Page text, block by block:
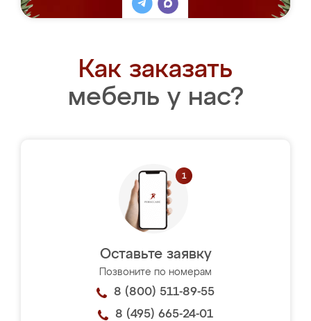
Как заказать
мебель у нас?
Оставьте заявку
Позвоните по номерам
8 (800) 511-89-55
8 (495) 665-24-01